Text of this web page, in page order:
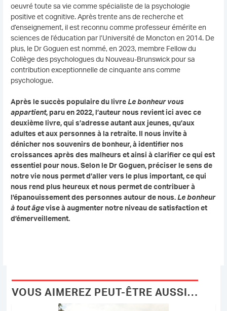
oeuvré toute sa vie comme spécialiste de la psychologie
positive et cognitive. Après trente ans de recherche et
d’enseignement, il est reconnu comme professeur émérite en
sciences de l’éducation par l’Université de Moncton en 2014. De
plus, le Dr Goguen est nommé, en 2023, membre Fellow du
Collège des psychologues du Nouveau-Brunswick pour sa
contribution exceptionnelle de cinquante ans comme
psychologue.
Après le succès populaire du livre Le bonheur vous
appartient, paru en 2022, l’auteur nous revient ici avec ce
deuxième livre, qui s’adresse autant aux jeunes, qu’aux
adultes et aux personnes à la retraite. Il nous invite à
dénicher nos souvenirs de bonheur, à identifier nos
croissances après des malheurs et ainsi à clarifier ce qui est
essentiel pour nous. Selon le Dr Goguen, préciser le sens de
notre vie nous permet d’aller vers le plus important, ce qui
nous rend plus heureux et nous permet de contribuer à
l’épanouissement des personnes autour de nous. Le bonheur
à tout âgevise à augmenter notre niveau de satisfaction et
d’émerveillement.
VOUS AIMEREZ PEUT-ÊTRE AUSSI…